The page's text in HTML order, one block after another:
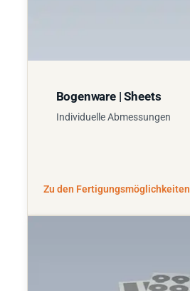
Bogenware | Sheets
Individuelle Abmessungen
Zu den Fertigungsmöglichkeiten